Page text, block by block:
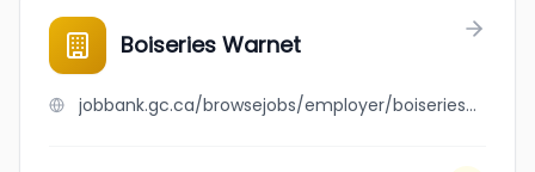
Boiseries Warnet
jobbank.gc.ca/browsejobs/employer/boiseries+warnet/ca